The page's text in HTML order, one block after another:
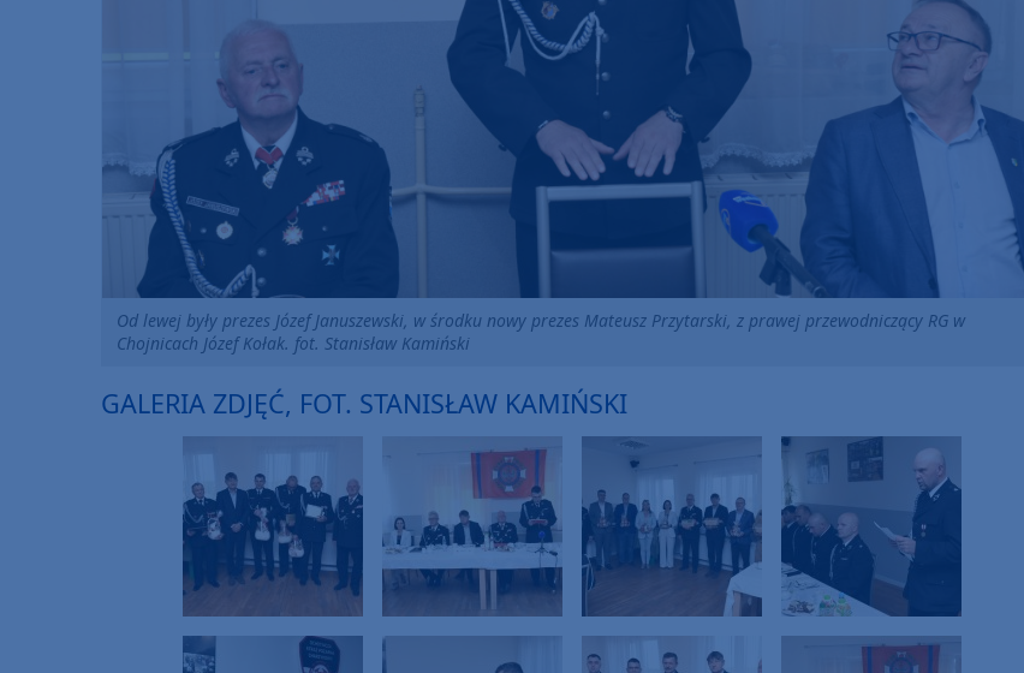
Od lewej były prezes Józef Januszewski, w środku nowy prezes Mateusz Przytarski, z prawej przewodniczący RG w
Chojnicach Józef Kołak. fot. Stanisław Kamiński
GALERIA ZDJĘĆ, FOT. STANISŁAW KAMIŃSKI